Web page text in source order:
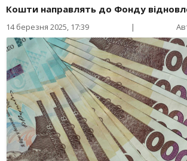
Кошти направлять до Фонду
14 березня 2025, 17:39 |